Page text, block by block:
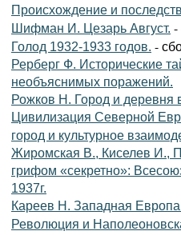
Происхождение и
Шифман И. Цезарь Август. -
Голод 1932-1933 годов. -
Рерберг Ф. Исторические
необъяснимых поражений.
Рожков Н. Город и деревня
Цивилизация Северной
город и культурное
Жиромская В., Киселев И.,
грифом «секретно»:
1937г.
Кареев Н. Западная
Революция и